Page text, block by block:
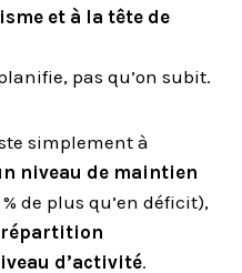
et à la tête de
pas qu’on subit.
simplement à
niveau de maintien
de plus qu’en déficit),
répartition
d’activité.